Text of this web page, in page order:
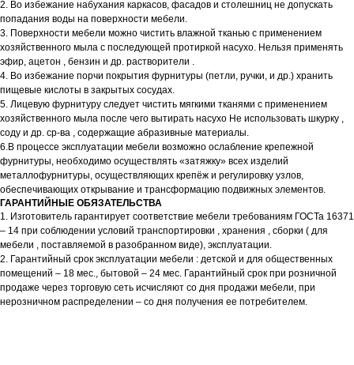
2. Во избежание набухания каркасов, фасадов и столешниц не допускать
попадания воды на поверхности мебели.
3. Поверхности мебели можно чистить влажной тканью с применением
хозяйственного мыла с последующей протиркой насухо. Нельзя применять
эфир, ацетон , бензин и др. растворители .
4. Во избежание порчи покрытия фурнитуры (петли, ручки, и др.) хранить
пищевые кислоты в закрытых сосудах.
5. Лицевую фурнитуру следует чистить мягкими тканями с применением
хозяйственного мыла после чего вытирать насухо Не использовать шкурку ,
соду и др. ср-ва , содержащие абразивные материалы.
6.В процессе эксплуатации мебели возможно ослабление крепежной
фурнитуры, необходимо осуществлять «затяжку» всех изделий
металлофурнитуры, осуществляющих крепёж и регулировку узлов,
обеспечивающих открывание и трансформацию подвижных элементов.
ГАРАНТИЙНЫЕ ОБЯЗАТЕЛЬСТВА
1. Изготовитель гарантирует соответствие мебели требованиям ГОСТа 16371
– 14 при соблюдении условий транспортировки , хранения , сборки ( для
мебели , поставляемой в разобранном виде), эксплуатации.
2. Гарантийный срок эксплуатации мебели : детской и для общественных
помещений – 18 мес., бытовой – 24 мес. Гарантийный срок при розничной
продаже через торговую сеть исчисляют со дня продажи мебели, при
нерозничном распределении – со дня получения ее потребителем.